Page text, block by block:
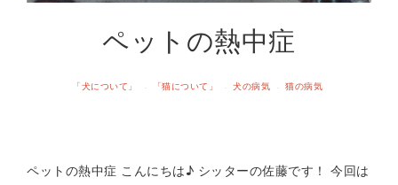
ペットの熱中症
「犬について」 · 「猫について」 · 犬の病気 · 猫の病気
ペットの熱中症 こんにちは♪ シッターの佐藤です！ 今回は